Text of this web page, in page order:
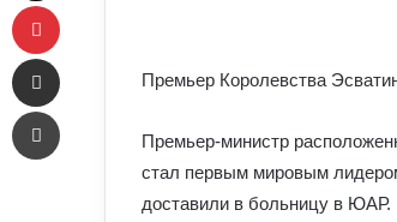
Премьер Королевства
Премьер-министр
стал первым мировым
доставили в больницу в ЮАР.